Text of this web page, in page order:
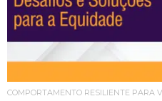
COMPORTAMENTO RESILIENTE PARA